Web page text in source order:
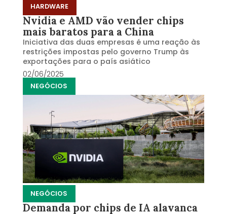
HARDWARE
Nvidia e AMD vão vender chips
mais baratos para a China
Iniciativa das duas empresas é uma reação às
restrições impostas pelo governo Trump às
exportações para o país asiático
02/06/2025
NEGÓCIOS
NEGÓCIOS
Demanda por chips de IA alavanca